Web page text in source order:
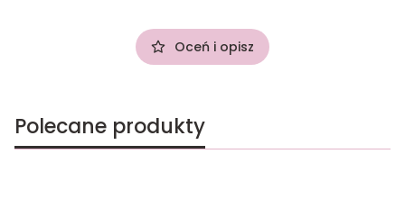
Oceń i opisz
Polecane produkty